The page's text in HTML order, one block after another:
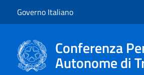
Governo Italiano
Conferenza
Autonome di